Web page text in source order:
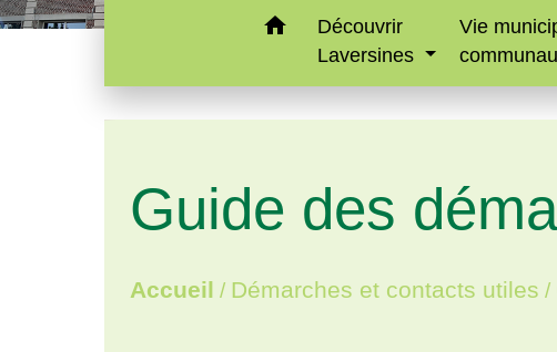
home
Découvrir
Laversines
Vie
Guide des
Accueil / Démarches et contacts utiles /